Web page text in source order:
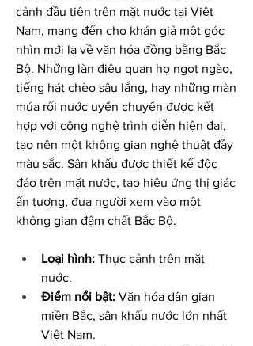
cảnh đầu tiên trên mặt nước tại Việt
Nam, mang đến cho khán giả một góc
nhìn mới lạ về văn hóa đồng bằng Bắc
Bộ. Những làn điệu quan họ ngọt ngào,
tiếng hát chèo sâu lắng, hay những màn
múa rối nước uyển chuyển được kết
hợp với công nghệ trình diễn hiện đại,
tạo nên một không gian nghệ thuật đầy
màu sắc. Sân khấu được thiết kế độc
đáo trên mặt nước, tạo hiệu ứng thị giác
ấn tượng, đưa người xem vào một
không gian đậm chất Bắc Bộ.
Loại hình: Thực cảnh trên mặt
nước.
Điểm nổi bật: Văn hóa dân gian
miền Bắc, sân khấu nước lớn nhất
Việt Nam.